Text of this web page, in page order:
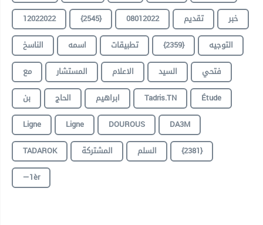
12022022
{2545} 08012022 تقديم
خبر
الناسخ
اسمه تطبيقات {2359}
التوجيه
مع
المستشار الاعلام السيد
فتحي
بن
الحاج ابراهيم Tadris.TN
Étude
Ligne
Ligne DOUROUS
DA3M
TADAROK
المشتركة السلم
{2381}
—1èr